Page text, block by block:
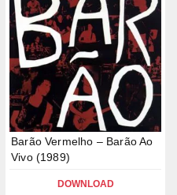
Barão Vermelho – Barão Ao
Vivo (1989)
DOWNLOAD